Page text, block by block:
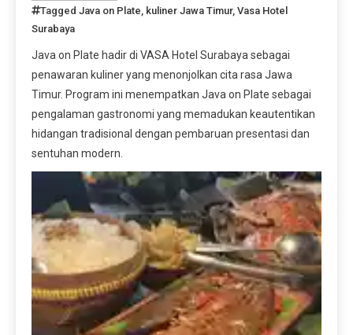
Tagged Java on Plate kuliner Jawa Timur, Vasa Hotel
Surabaya
Java on Plate hadir di VASA Hotel Surabaya sebagai
penawaran kuliner yang menonjolkan cita rasa Jawa
Timur. Program ini menempatkan Java on Plate sebagai
pengalaman gastronomi yang memadukan keautentikan
hidangan tradisional dengan pembaruan presentasi dan
sentuhan modern.